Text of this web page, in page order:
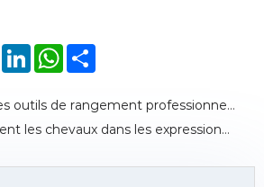
T
w
e
r
L
e
d
I
W
s
A
p
e
de rangement professionnels pour le matériel équestre
dans les expressions chinoises ? Découvrez les contes anciens